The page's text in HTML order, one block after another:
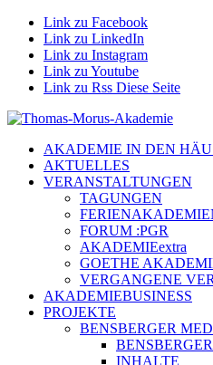
Link zu Facebook
Link zu LinkedIn
Link zu Instagram
Link zu Youtube
Link zu Rss Diese Seite
AKADEMIE IN DEN
AKTUELLES
VERANSTALTUNGEN
TAGUNGEN
FORUM :PGR
AKADEMIEextra
GOETHE
VERGANGENE
AKADEMIEBUSINESS
PROJEKTE
BENSBERGER
INHALTE